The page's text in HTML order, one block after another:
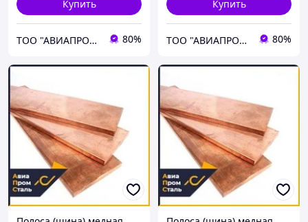
Купить
ТОО "АВИАПРОМСТАЛЬ" 80%
Купить
ТОО "АВИАПРОМСТАЛЬ" 80%